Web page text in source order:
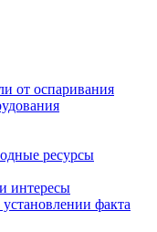
от оспаривания
ресурсы
интересы
факта